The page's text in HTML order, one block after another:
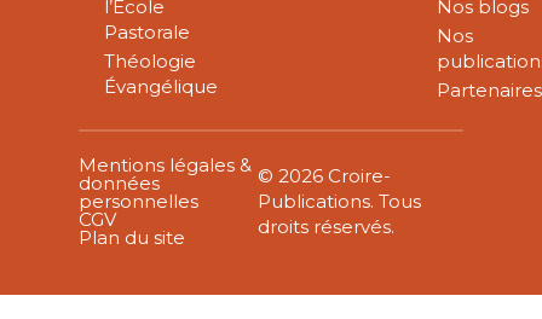
l’École
Pastorale
Théologie
Évangélique
Nos blogs
Nos
Partenaires
Mentions légales &
données
personnelles
CGV
Plan du site
© 2026 Croire-
Publications. Tous
droits réservés.